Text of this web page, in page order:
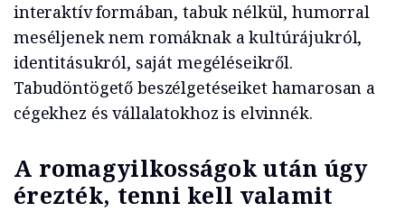
interaktív formában, tabuk nélkül, humorral
meséljenek nem romáknak a kultúrájukról,
identitásukról, saját megéléseikről.
Tabudöntögető beszélgetéseiket hamarosan a
cégekhez és vállalatokhoz is elvinnék.
A romagyilkosságok után úgy
érezték, tenni kell valamit